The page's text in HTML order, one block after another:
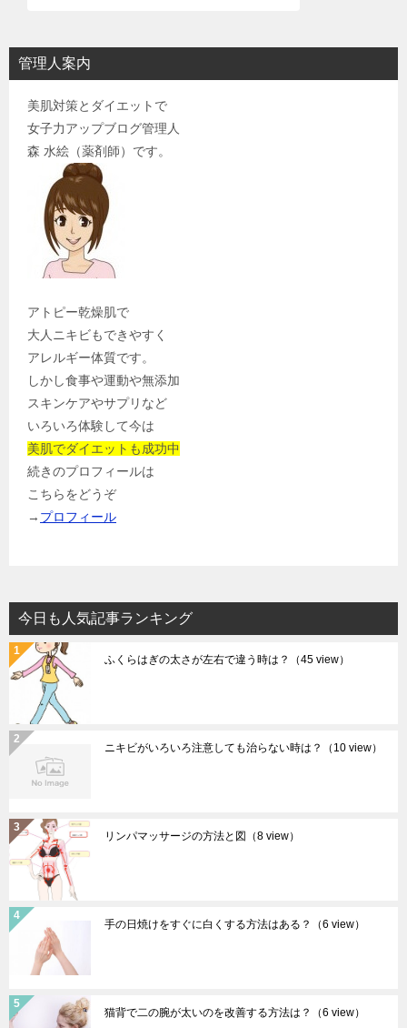
管理人案内
美肌対策とダイエットで
女子力アップブログ管理人
森 水絵（薬剤師）です。
アトピー乾燥肌で
大人ニキビもできやすく
アレルギー体質です。
しかし食事や運動や無添加
スキンケアやサプリなど
いろいろ体験して今は
美肌でダイエットも成功中
続きのプロフィールは
こちらをどうぞ
→ プロフィール
今日も人気記事ランキング
ふくらはぎの太さが左右で違う時は？ （45 view）
ニキビがいろいろ注意しても治らない時は？ （10 view）
リンパマッサージの方法と図 （8 view）
手の日焼けをすぐに白くする方法はある？ （6 view）
猫背で二の腕が太いのを改善する方法は？ （6 view）